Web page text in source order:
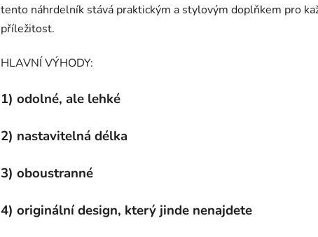
tento náhrdelník stává praktickým a stylovým doplňkem pro
příležitost.
HLAVNÍ VÝHODY:
1) odolné, ale lehké
2) nastavitelná délka
3) oboustranné
4) originální design, který jinde nenajdete